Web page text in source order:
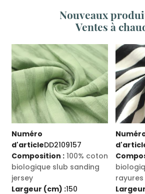
Nouveaux
Ventes à
Numéro
d'articleDD2109157
Composition : 100% coton
biologique slub sanding
jersey
Largeur (cm) :150
rayures